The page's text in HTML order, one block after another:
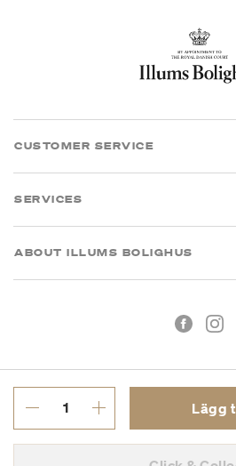
Lägg
CUSTOMER SERVICE
SERVICES
ABOUT ILLUMS BOLIGHUS